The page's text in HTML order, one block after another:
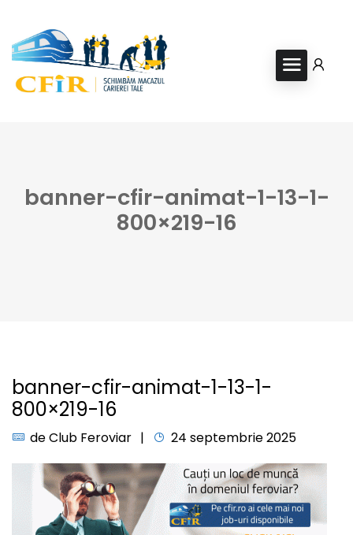
banner-cfir-animat-1-13-1-
800×219-16
banner-cfir-animat-1-13-1-
800×219-16
deClub Feroviar 24 septembrie 2025